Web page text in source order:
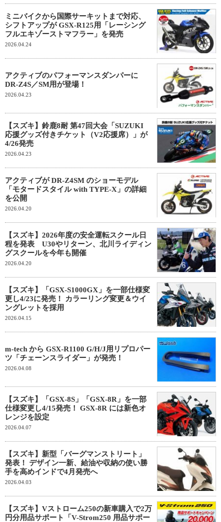
ミニバイクから国際サーキットまで対応、
シフトアップが GSX-R125用「レーシング
フルエキゾーストマフラー」を発売
2026.04.24
アクティブのパフォーマンスダンパーに
DR-Z4S／SM用が登場！
2026.04.23
【スズキ】鈴鹿8耐 第47回大会「SUZUKI
応援グッズ付きチケット（V2応援席）」が
4/26発売
2026.04.23
アクティブが DR-Z4SM のショーモデル
「モタードスタイル with TYPE-X」の詳細
を公開
2026.04.20
【スズキ】2026年度の安全運転スクール日
程を発表 U30やリターン、北川ライディン
グスクールを今年も開催
2026.04.20
【スズキ】「GSX-S1000GX」を一部仕様変
更し4/23に発売！ カラーリング変更＆ウイ
ングレットを採用
2026.04.15
m-tech から GSX-R1100 G/H/J用リプロパー
ツ「チェーンスライダー」が発売！
2026.04.08
【スズキ】「GSX-8S」「GSX-8R」を一部
仕様変更し4/15発売！ GSX-8R には新色オ
レンジを設定
2026.04.07
【スズキ】新型「バーグマンストリート」
発表！ デザイン一新、給油や収納の使い勝
手を高めインドで4月発売へ
2026.04.03
【スズキ】Vストローム250の新車購入で2万
円分用品サポート「V-Strom250 用品サポー